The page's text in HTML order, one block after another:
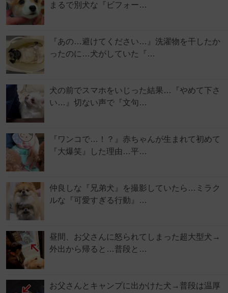
まるで別犬な『ビフォー…
『あの…避けてください…』洗濯物を干したか
ったのに…犬がしていた『…
犬の前でスマホをいじった結果…『やめて下さ
い…』切ない声で『文句…
『ワンコで…！？』赤ちゃんが生まれて初めて
『大爆笑』した理由…平…
仲良しな『兄弟犬』を撮影していたら…ミラク
ルな『可愛すぎる行動』…
昼間、お父さんに怒られてしまった超大型犬→
外出から帰ると…普段と…
お父さんとキャンプに出かけた犬→普段は温厚